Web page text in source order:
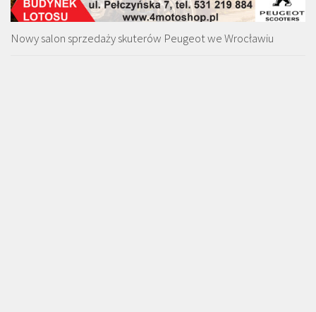
Nowy salon sprzedaży skuterów Peugeot we Wrocławiu